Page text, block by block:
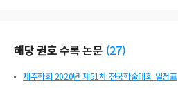
해당 권호 수록 논문 (27)
제주학회 2020년 제51차 전국학술대회 일정표